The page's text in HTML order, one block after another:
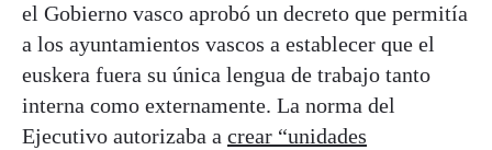
el Gobierno vasco aprobó un decreto que permitía
a los ayuntamientos vascos a establecer que el
euskera fuera su única lengua de trabajo tanto
interna como externamente. La norma del
Ejecutivo autorizaba a crear “unidades